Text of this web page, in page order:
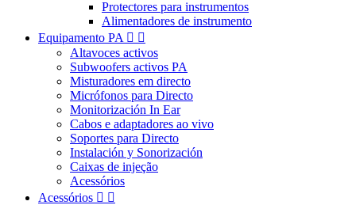
Protectores para instrumentos
Alimentadores de instrumento
Equipamento PA  
Altavoces activos
Subwoofers activos PA
Misturadores em directo
Micrófonos para Directo
Monitorización In Ear
Cabos e adaptadores ao vivo
Soportes para Directo
Instalación y Sonorización
Caixas de injeção
Acessórios
Acessórios  